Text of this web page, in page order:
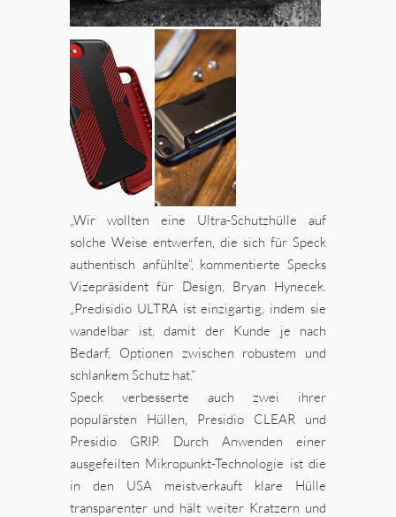
„Wir wollten eine Ultra-Schutzhülle auf
solche Weise entwerfen, die sich für Speck
authentisch anfühlte“, kommentierte Specks
Vizepräsident für Design, Bryan Hynecek.
„Predisidio ULTRA ist einzigartig, indem sie
wandelbar ist, damit der Kunde je nach
Bedarf, Optionen zwischen robustem und
schlankem Schutz hat.“
Speck verbesserte auch zwei ihrer
populärsten Hüllen, Presidio CLEAR und
Presidio GRIP. Durch Anwenden einer
ausgefeilten Mikropunkt-Technologie ist die
in den USA meistverkauft klare Hülle
transparenter und hält weiter Kratzern und